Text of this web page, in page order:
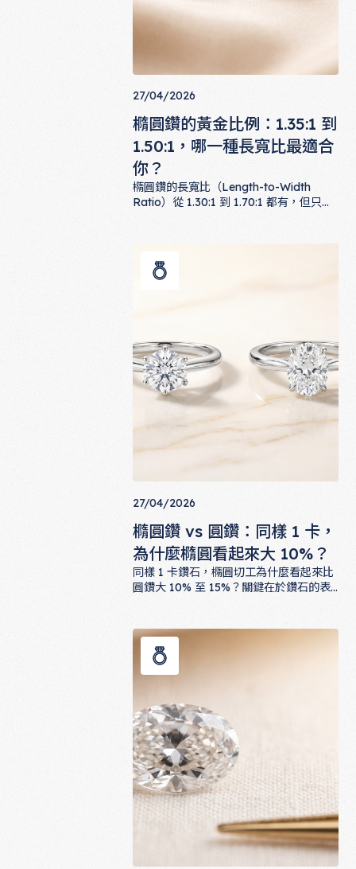
27/04/2026
橢圓鑽的黃金比例：1.35:1 到
1.50:1，哪一種長寬比最適合
你？
橢圓鑽的長寬比（Length-to-Width
Ratio）從 1.30:1 到 1.70:1 都有，但只有
手型，並提供 ALUXE 對應款式建議，幫
你找到屬於自己的完美橢圓。
27/04/2026
橢圓鑽 vs 圓鑽：同樣 1 卡，
為什麼橢圓看起來大 10%？
同樣 1 卡鑽石，橢圓切工為什麼看起來比
圓鑽大 10% 至 15%？關鍵在於鑽石的表
ALUXE 預算規劃建議，幫助你在「視覺
份量」與「火光表現」間做出聰明選擇。